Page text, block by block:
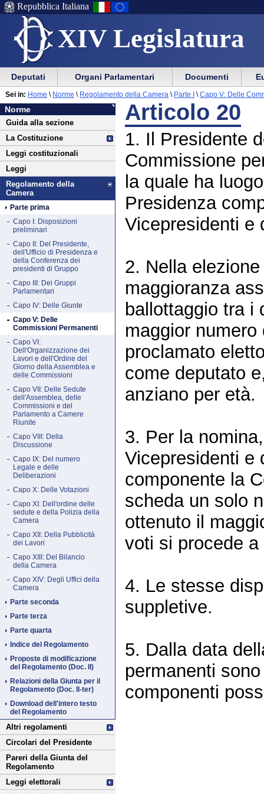
XIV Legislatura
Menu
di
ausilio
alla
navigazione
Vai
Menu
di
navigazione
principale
Repubblica Italiana
Menu
di
navigazione
principale
Vai
menu
di
sezione
Deputati Organi Parlamentari Documenti
Norme
Vai
al
contenuto
Norme
Guida alla sezione
La Costituzione
Leggi costituzionali
Leggi
Regolamento della
Camera
Parte prima
Capo I: Disposizioni
preliminari
Capo II: Del Presidente,
dell'Ufficio di Presidenza e
della Conferenza dei
presidenti di Gruppo
Capo III: Dei Gruppi
Parlamentari
Capo IV: Delle Giunte
Capo V: Delle
Commissioni Permanenti
Capo VI:
Dell'Organizzazione dei
Lavori e dell'Ordine del
Giorno della Assemblea e
delle Commissioni
Capo VII: Delle Sedute
dell'Assemblea, delle
Commissioni e del
Parlamento a Camere
Riunite
Capo VIII: Della
Discussione
Capo IX: Del numero
Legale e delle
Deliberazioni
Capo X: Delle Votazioni
Capo XI: Dell'ordine delle
sedute e della Polizia della
Camera
Capo XII: Della Pubblicità
dei Lavori
Capo XIII: Del Bilancio
della Camera
Capo XIV: Degli Uffici della
Camera
Parte seconda
Parte terza
Parte quarta
Indice del Regolamento
Proposte di modificazione
del Regolamento (Doc. II)
Relazioni della Giunta per il
Regolamento (Doc. II-ter)
Download dell'intero testo
del Regolamento
Altri regolamenti
Circolari del Presidente
Pareri della Giunta del
Regolamento
Leggi elettorali
Sei in: Home \ Norme \ Regolamento della Camera \ Parte I \ Capo V: Delle
Articolo 20
1. Il Presidente
Commissione
la quale ha
Presidenza
Vicepresidenti e
2. Nella
maggioranza
ballottaggio tra i
maggior
proclamato
come deputato
anziano per età.
3. Per la
Vicepresidenti e
componente la
scheda un solo
ottenuto il
voti si procede
4. Le stesse
suppletive.
5. Dalla data
permanenti
componenti